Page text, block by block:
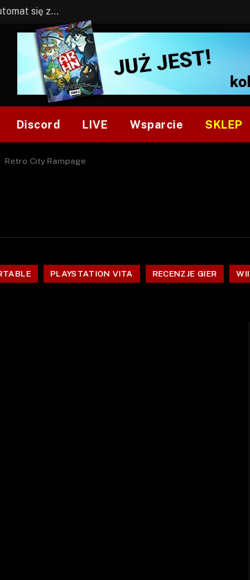
BONUS: Jak w tym kawale. A ja wiem co się zepsuło. Automat się zepsuł.
Discord LIVE Wsparcie SKLEP
Retro City Rampage
PLAYSTATION VITA RECENZJE GIER WII